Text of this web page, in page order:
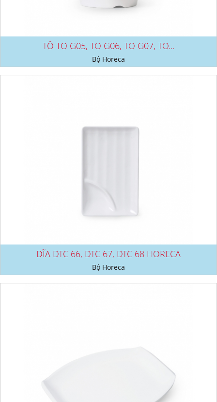
TÔ TO G05, TO G06, TO G07, TO...
Bộ Horeca
DĨA DTC 66, DTC 67, DTC 68 HORECA
Bộ Horeca